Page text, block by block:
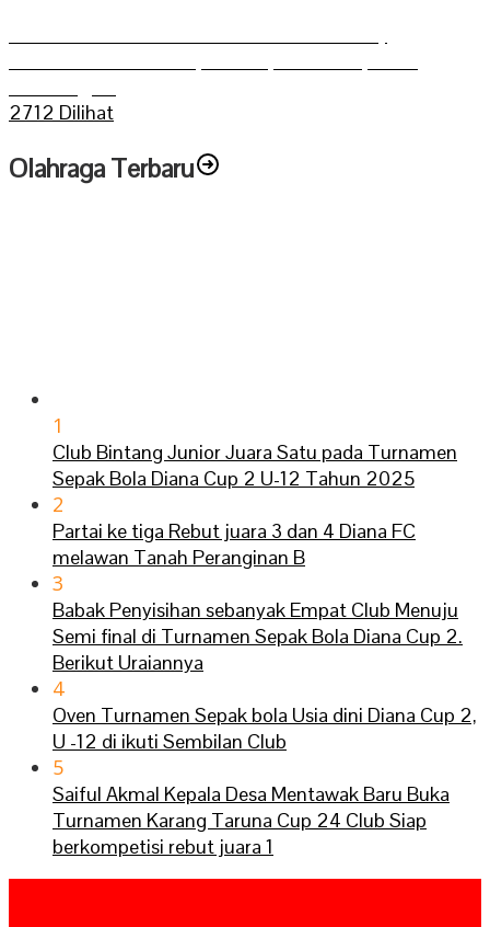
2712 Dilihat
Olahraga Terbaru
1
Club Bintang Junior Juara Satu pada Turnamen
Sepak Bola Diana Cup 2 U-12 Tahun 2025
2
Partai ke tiga Rebut juara 3 dan 4 Diana FC
melawan Tanah Peranginan B
3
Babak Penyisihan sebanyak Empat Club Menuju
Semi final di Turnamen Sepak Bola Diana Cup 2.
Berikut Uraiannya
4
Oven Turnamen Sepak bola Usia dini Diana Cup 2,
U -12 di ikuti Sembilan Club
5
Saiful Akmal Kepala Desa Mentawak Baru Buka
Turnamen Karang Taruna Cup 24 Club Siap
berkompetisi rebut juara 1